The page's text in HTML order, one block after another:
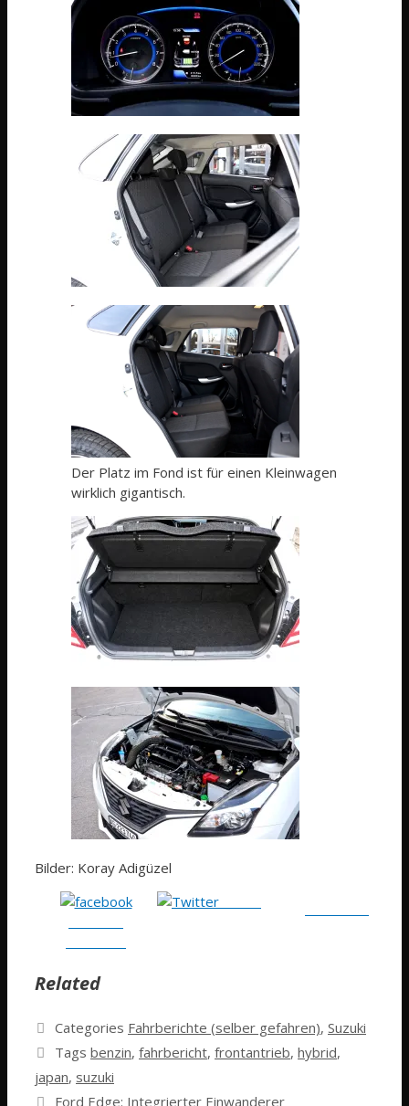
Der Platz im Fond ist für einen Kleinwagen
wirklich gigantisch.
Bilder: Koray Adigüzel
Related
Categories Fahrberichte (selber gefahren), Suzuki
Tags benzin, fahrbericht, frontantrieb, hybrid,
japan, suzuki
Ford Edge: Integrierter Einwanderer